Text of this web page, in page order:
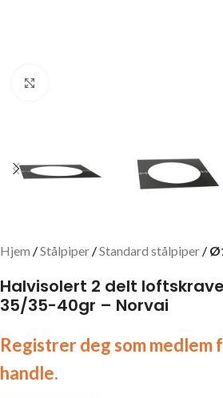
Hjem Stålpiper Standard stålpiper
Halvisolert 2 delt
35/35-40gr – Norvai
Registrer deg som medlem
handle.